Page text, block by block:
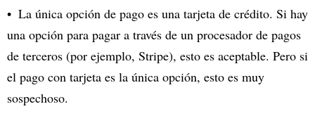
La única opción de pago es una tarjeta de crédito. Si hay
una opción para pagar a través de un procesador de pagos
de terceros (por ejemplo, Stripe), esto es aceptable. Pero si
el pago con tarjeta es la única opción, esto es muy
sospechoso.